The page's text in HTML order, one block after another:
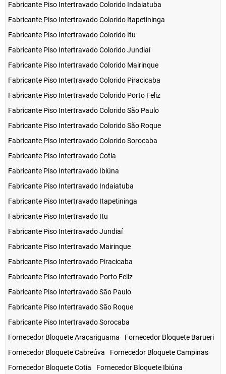
Fabricante Piso Intertravado Colorido Indaiatuba
Fabricante Piso Intertravado Colorido Itapetininga
Fabricante Piso Intertravado Colorido Itu
Fabricante Piso Intertravado Colorido Jundiaí
Fabricante Piso Intertravado Colorido Mairinque
Fabricante Piso Intertravado Colorido Piracicaba
Fabricante Piso Intertravado Colorido Porto Feliz
Fabricante Piso Intertravado Colorido São Paulo
Fabricante Piso Intertravado Colorido São Roque
Fabricante Piso Intertravado Colorido Sorocaba
Fabricante Piso Intertravado Cotia
Fabricante Piso Intertravado Ibiúna
Fabricante Piso Intertravado Indaiatuba
Fabricante Piso Intertravado Itapetininga
Fabricante Piso Intertravado Itu
Fabricante Piso Intertravado Jundiaí
Fabricante Piso Intertravado Mairinque
Fabricante Piso Intertravado Piracicaba
Fabricante Piso Intertravado Porto Feliz
Fabricante Piso Intertravado São Paulo
Fabricante Piso Intertravado São Roque
Fabricante Piso Intertravado Sorocaba
Fornecedor Bloquete Araçariguama
Fornecedor Bloquete Barueri
Fornecedor Bloquete Cabreúva
Fornecedor Bloquete Campinas
Fornecedor Bloquete Cotia
Fornecedor Bloquete Ibiúna